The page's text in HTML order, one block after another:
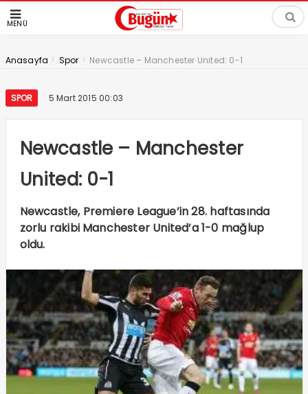
MENÜ
Anasayfa > Spor > Newcastle – Manchester United: 0-1
SPOR 5 Mart 2015 00:03
Newcastle – Manchester
United: 0-1
Newcastle, Premiere League’in 28. haftasında
zorlu rakibi Manchester United’a 1-0 mağlup
oldu.